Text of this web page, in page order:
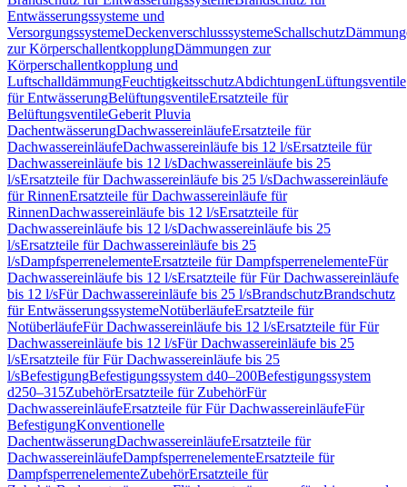
Entwässerungssysteme und
VersorgungssystemeDeckenverschlusssystemeSchallschutz
zur KörperschallentkopplungDämmungen zur
Körperschallentkopplung und
LuftschalldämmungFeuchtigkeitsschutzAbdichtungenLüftungsventile
für EntwässerungBelüftungsventileErsatzteile für
BelüftungsventileGeberit Pluvia
DachentwässerungDachwassereinläufeErsatzteile für
DachwassereinläufeDachwassereinläufe bis 12 l/sErsatzteile für
Dachwassereinläufe bis 12 l/sDachwassereinläufe bis 25
l/sErsatzteile für Dachwassereinläufe bis 25 l/sDachwassereinläufe
für RinnenErsatzteile für Dachwassereinläufe für
RinnenDachwassereinläufe bis 12 l/sErsatzteile für
Dachwassereinläufe bis 12 l/sDachwassereinläufe bis 25
l/sErsatzteile für Dachwassereinläufe bis 25
l/sDampfsperrenelementeErsatzteile für DampfsperrenelementeFür
Dachwassereinläufe bis 12 l/sErsatzteile für Für Dachwassereinläufe
bis 12 l/sFür Dachwassereinläufe bis 25 l/sBrandschutzBrandschutz
für EntwässerungssystemeNotüberläufeErsatzteile für
NotüberläufeFür Dachwassereinläufe bis 12 l/sErsatzteile für Für
Dachwassereinläufe bis 12 l/sFür Dachwassereinläufe bis 25
l/sErsatzteile für Für Dachwassereinläufe bis 25
l/sBefestigungBefestigungssystem d40–200Befestigungssystem
d250–315ZubehörErsatzteile für ZubehörFür
DachwassereinläufeErsatzteile für Für DachwassereinläufeFür
BefestigungKonventionelle
DachentwässerungDachwassereinläufeErsatzteile für
DachwassereinläufeDampfsperrenelementeErsatzteile für
DampfsperrenelementeZubehörErsatzteile für